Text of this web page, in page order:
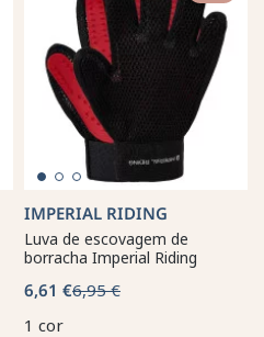
IMPERIAL RIDING
Luva de escovagem de
borracha Imperial Riding
6,61 €6,95 €
1 cor